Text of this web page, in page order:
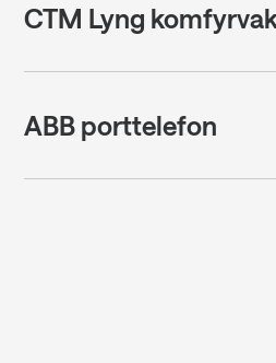
CTM Lyng
ABB porttelefon